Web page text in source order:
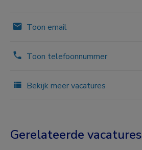
Toon email
Toon telefoonnummer
Bekijk meer vacatures
Gerelateerde vacatures